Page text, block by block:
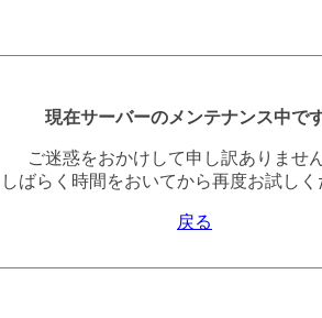
現在サーバーのメンテナンス中です
ご迷惑をおかけして申し訳ありません
しばらく時間をおいてから再度お試しく
戻る